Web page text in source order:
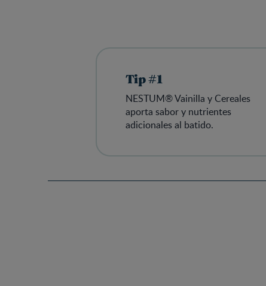
Tip #1
NESTUM® Vainilla y Cereales
aporta sabor y nutrientes
adicionales al batido.